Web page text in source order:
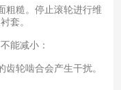
糙。停止滚轮进行维
套。
能减小：
轮啮合会产生干扰。